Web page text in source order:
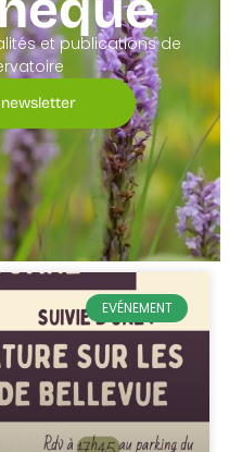
et publications de
EVÉNEMENT